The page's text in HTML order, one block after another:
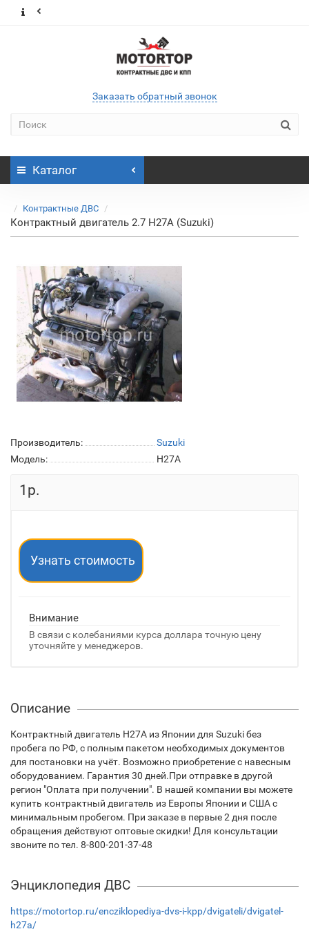
Заказать обратный звонок
Каталог
Контрактные ДВС
Контрактный двигатель 2.7 H27A (Suzuki)
Производитель:
Suzuki
Модель:
H27A
1р.
Узнать стоимость
Внимание
В связи с колебаниями курса доллара точную цену
уточняйте у менеджеров.
Описание
Контрактный двигатель H27A из Японии для Suzuki без
пробега по РФ, с полным пакетом необходимых документов
для постановки на учёт. Возможно приобретение с навесным
оборудованием. Гарантия 30 дней.При отправке в другой
регион "Оплата при получении". В нашей компании вы можете
купить контрактный двигатель из Европы Японии и США с
минимальным пробегом. При заказе в первые 2 дня после
обращения действуют оптовые скидки! Для консультации
звоните по тел. 8-800-201-37-48
Энциклопедия ДВС
https://motortop.ru/encziklopediya-dvs-i-kpp/dvigateli/dvigatel-
h27a/